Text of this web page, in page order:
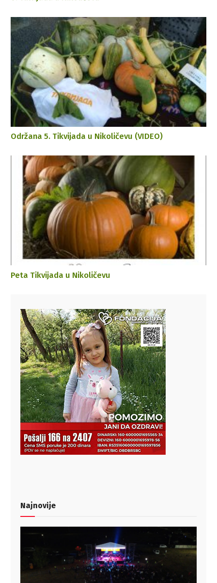
Održana 5. Tikvijada u Nikoličevu (VIDEO)
Peta Tikvijada u Nikoličevu
Najnovije